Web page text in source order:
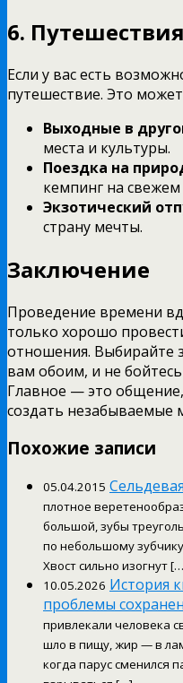
6.
Если у вас есть
путешествие. Это
Выходные в
места и культуры.
Поездка на
кемпинг на свежем
Экзотический
страну мечты.
Заключение
Проведение времени
только хорошо
отношения. Выбирайте
вам обоим, и не
Главное — это
создать незабываемые
Похожие записи
05.04.2015
плотное
большой, зубы
по небольшому
Хвост сильно изогнут
10.05.2026 История
проблемы
привлекали человека
шло в пищу, жир — в
когда парус сменился